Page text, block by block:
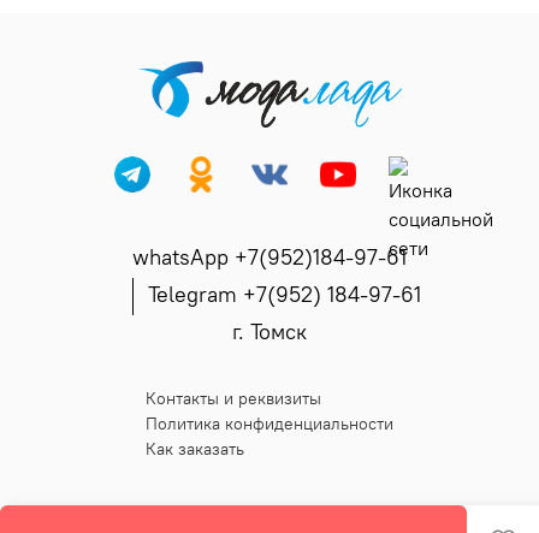
whatsApp +7(952)184-97-61
Telegram +7(952) 184-97-61
г. Томск
Контакты и реквизиты
Политика конфиденциальности
Как заказать